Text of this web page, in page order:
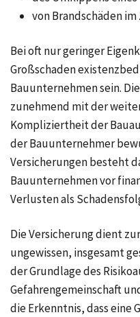
von Brandschäden
Bei oft nur geringer
Großschaden
Bauunternehmen sein.
zunehmend mit der
Kompliziertheit der
der Bauunternehmer
Versicherungen besteht
Bauunternehmen vor
Verlusten als
Die Versicherung dient
ungewissen, insgesamt
der Grundlage des
Gefahrengemeinschaft
die Erkenntnis, dass eine